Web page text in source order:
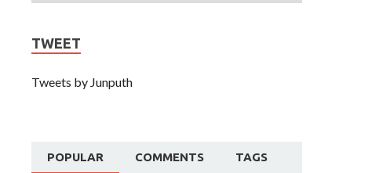
TWEET
Tweets by Junputh
POPULAR COMMENTS TAGS